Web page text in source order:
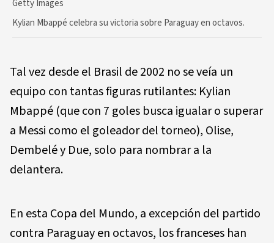
Getty Images
Kylian Mbappé celebra su victoria sobre Paraguay en octavos.
Tal vez desde el Brasil de 2002 no se veía un
equipo con tantas figuras rutilantes: Kylian
Mbappé (que con 7 goles busca igualar o superar
a Messi como el goleador del torneo), Olise,
Dembelé y Due, solo para nombrar a la
delantera.
En esta Copa del Mundo, a excepción del partido
contra Paraguay en octavos, los franceses han